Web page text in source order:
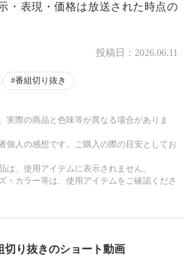
・表現・価格は放送された時点の
投稿日： 2026.06.11
番組切り抜き
実際の商品と色味等が異なる場合がありま
個人の感想です。ご購入の際の目安としてお
は、使用アイテムに表示されません。
・カラー等は、使用アイテムをご確認くださ
切り抜きのショート動画